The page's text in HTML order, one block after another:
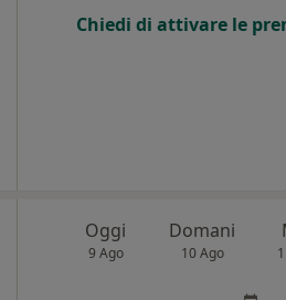
Chiedi di attivare le
Oggi
9 Ago
Domani
10 Ago